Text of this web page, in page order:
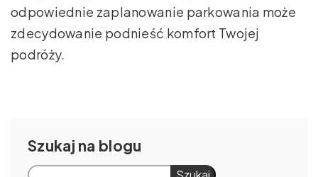
odpowiednie zaplanowanie parkowania może
zdecydowanie podnieść komfort Twojej
podróży.
Szukaj